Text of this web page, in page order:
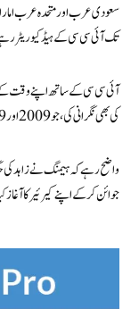
تک آئی سی سی کے ہیڈ کیوریٹر
آئی سی سی کے ساتھ اپنے وقت
کی بھی نگرانی کی، جو 2009 اور 2019 کے درمیان پاکستان کے ہوم وینیوز میں سے ایک تھا۔
جوائن کرکے اپنے کیرئیر کا آغاز